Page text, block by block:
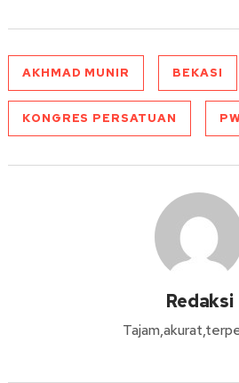
AKHMAD MUNIR BEKASI
KONGRES PERSATUAN
Redaksi